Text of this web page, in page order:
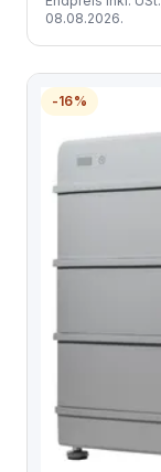
08.08.2026.
-16%